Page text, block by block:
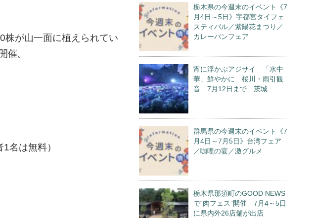
株が山一面に植えられてい
催。
名は無料）
栃木県の今週末のイベント《7
月4日～5日》宇都宮タイフェ
スティバル／紫陽花まつり／
カレーパンフェア
宵に浮かぶアジサイ 「水中
華」鮮やかに 桜川・雨引観
音 7月12日まで 茨城
群馬県の今週末のイベント《7
月4日～7月5日》台湾フェア
／咖哩の宴／激グルメ
栃木県那須町のGOOD NEWS
で“肉フェス”開催 7月4～5日
に県内外26店舗が出店